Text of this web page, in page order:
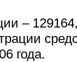
–
года.